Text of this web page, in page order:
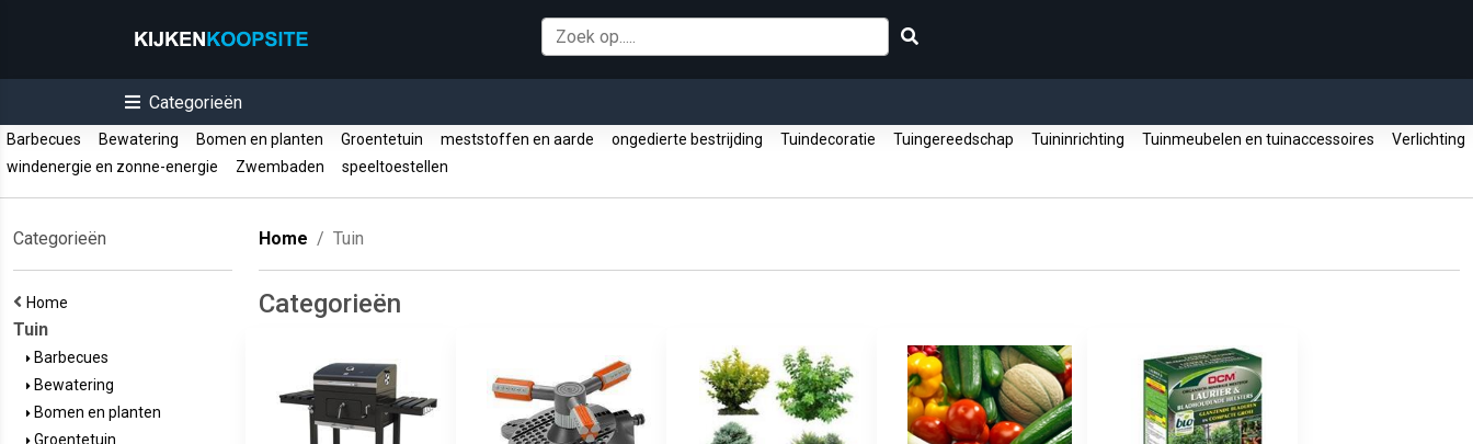
Categorieën
Barbecues Bewatering Bomen en planten Groentetuin meststoffen en aarde ongedierte bestrijding Tuindecoratie Tuingereedschap Tuininrichting Tuinmeubelen en tuinaccessoires
Verlichting
windenergie en zonne-energie
Zwembaden speeltoestellen
Categorieën
Home
Tuin
Barbecues
Bewatering
Bomen en planten
Groentetuin
Home Tuin
Categorieën